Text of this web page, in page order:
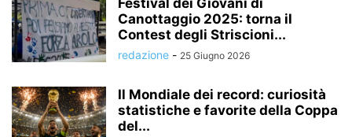
Canottaggio 2025: torna il
Contest degli Striscioni...
redazione - 25 Giugno 2026
Il Mondiale dei record: curiosità
statistiche e favorite della Coppa
del...